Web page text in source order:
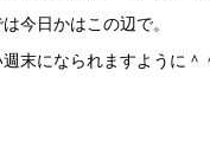
今日かはこの辺で。
末になられますように＾